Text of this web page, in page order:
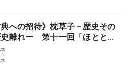
典への招待》枕草子－歴史その
史離れー 第十一回「ほととぎ
の郊外